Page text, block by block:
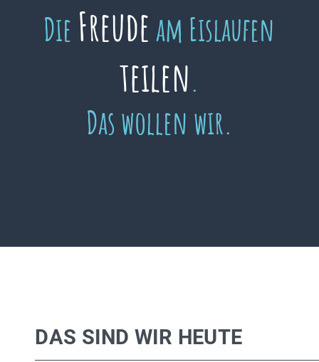
Die Freudeam Eislaufen
teilen.
Das wollen wir.
DAS SIND WIR HEUTE